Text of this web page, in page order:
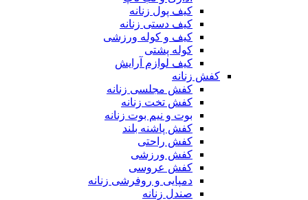
کیف پول زنانه
کیف دستی زنانه
کیف و کوله ورزشی
کوله پشتی
کیف لوازم آرایش
کفش زنانه
کفش مجلسی زنانه
کفش تخت زنانه
بوت و نیم بوت زنانه
کفش پاشنه بلند
کفش راحتی
کفش ورزشی
کفش عروسی
دمپایی و روفرشی زنانه
صندل زنانه